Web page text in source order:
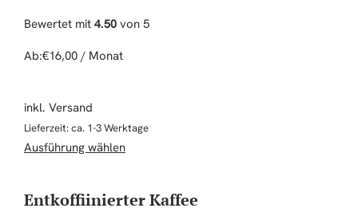
Bewertet mit 4.50 von 5
Ab:€16,00 / Monat
inkl. Versand
Lieferzeit: ca. 1-3 Werktage
Ausführung wählenDieses Produkt weist mehrere Varianten
Entkoffiinierter Kaffee